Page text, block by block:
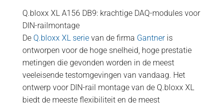
Q.bloxx XL A156 DB9: krachtige DAQ-modules voor
DIN-railmontage
De Q.bloxx XL serievan de firma Gantneris
ontworpen voor de hoge snelheid, hoge prestatie
metingen die gevonden worden in de meest
veeleisende testomgevingen van vandaag. Het
ontwerp voor DIN-rail montage van de Q.bloxx XL
biedt de meeste flexibiliteit en de meest